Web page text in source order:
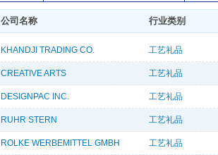
公司名称 行业类别
KHANDJI TRADING CO. 工艺礼品
CREATIVE ARTS 工艺礼品
DESIGNPAC INC. 工艺礼品
RUHR STERN 工艺礼品
ROLKE WERBEMITTEL GMBH 工艺礼品